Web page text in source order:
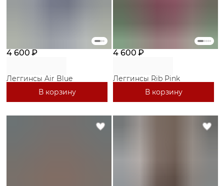
4 600 ₽
Леггинсы Air Blue
В корзину
4 600 ₽
Леггинсы Rib Pink
В корзину